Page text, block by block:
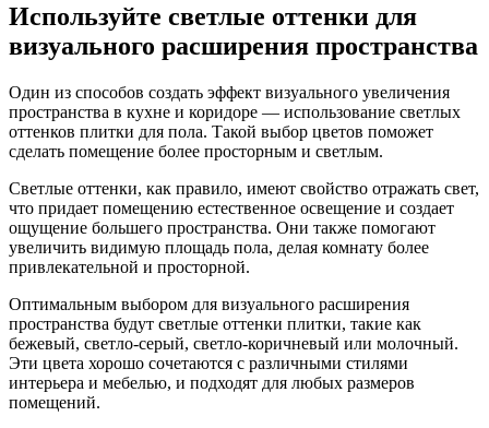
Используйте светлые оттенки для
визуального расширения пространства
Один из способов создать эффект визуального увеличения
пространства в кухне и коридоре — использование светлых
оттенков плитки для пола. Такой выбор цветов поможет
сделать помещение более просторным и светлым.
Светлые оттенки, как правило, имеют свойство отражать свет,
что придает помещению естественное освещение и создает
ощущение большего пространства. Они также помогают
увеличить видимую площадь пола, делая комнату более
привлекательной и просторной.
Оптимальным выбором для визуального расширения
пространства будут светлые оттенки плитки, такие как
бежевый, светло-серый, светло-коричневый или молочный.
Эти цвета хорошо сочетаются с различными стилями
интерьера и мебелью, и подходят для любых размеров
помещений.